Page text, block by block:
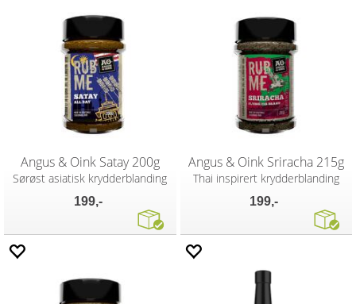
Angus & Oink Satay 200g
Sørøst asiatisk krydderblanding
199,-
Angus & Oink Sriracha 215g
Thai inspirert krydderblanding
199,-